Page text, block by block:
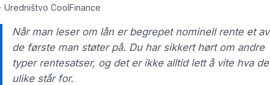
· Uredništvo CoolFinance
Når man leser om lån er begrepet nominell rente et av
de første man støter på. Du har sikkert hørt om andre
typer rentesatser, og det er ikke alltid lett å vite hva de
ulike står for.